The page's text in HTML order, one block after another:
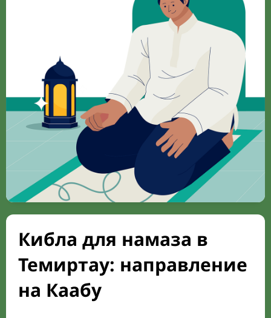
Кибла для намаза в
Темиртау: направление
на Каабу